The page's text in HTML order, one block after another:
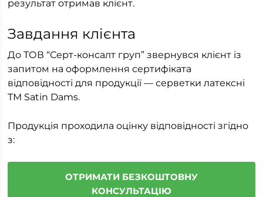
результат отримав клієнт.
Завдання клієнта
До ТОВ “Серт-консалт груп” звернувся клієнт із
запитом на оформлення сертифіката
відповідності для продукції — серветки латексні
ТМ Satin Dams.
Продукція проходила оцінку відповідності згідно
з:
ОТРИМАТИ БЕЗКОШТОВНУ
КОНСУЛЬТАЦІЮ